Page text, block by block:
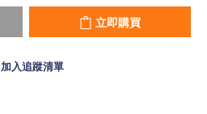
立即購買
加入追蹤清單